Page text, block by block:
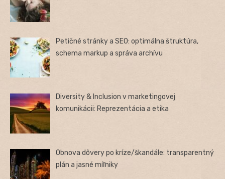
Petičné stránky a SEO: optimálna štruktúra,
schema markup a správa archívu
Diversity & Inclusion v marketingovej
komunikácii: Reprezentácia a etika
Obnova dôvery po kríze/škandále: transparentný
plán a jasné míľniky